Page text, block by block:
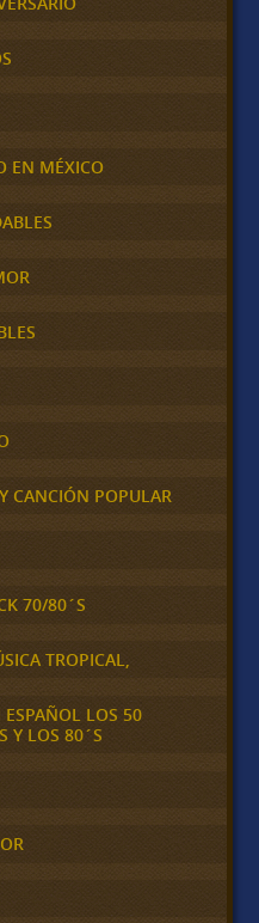
EN MÉXICO
CANCIÓN POPULAR
70/80´S
TROPICAL,
LOS 50
Y LOS 80´S